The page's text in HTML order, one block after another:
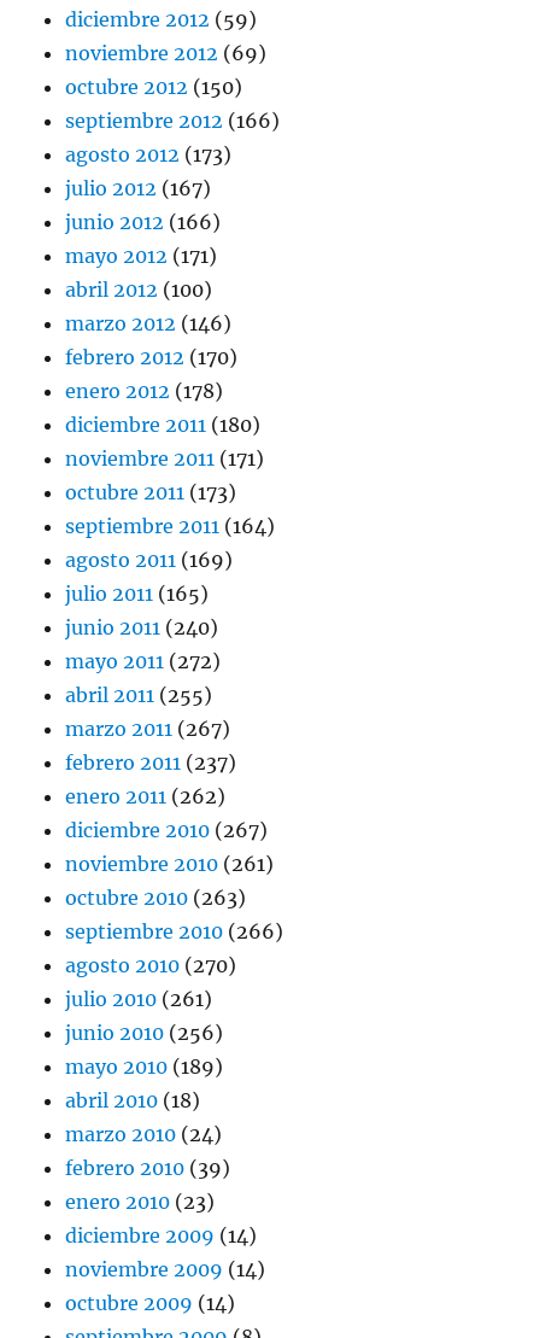
diciembre 2012 (59)
noviembre 2012 (69)
octubre 2012 (150)
septiembre 2012 (166)
agosto 2012 (173)
julio 2012 (167)
junio 2012 (166)
mayo 2012 (171)
abril 2012 (100)
marzo 2012 (146)
febrero 2012 (170)
enero 2012 (178)
diciembre 2011 (180)
noviembre 2011 (171)
octubre 2011 (173)
septiembre 2011 (164)
agosto 2011 (169)
julio 2011 (165)
junio 2011 (240)
mayo 2011 (272)
abril 2011 (255)
marzo 2011 (267)
febrero 2011 (237)
enero 2011 (262)
diciembre 2010 (267)
noviembre 2010 (261)
octubre 2010 (263)
septiembre 2010 (266)
agosto 2010 (270)
julio 2010 (261)
junio 2010 (256)
mayo 2010 (189)
abril 2010 (18)
marzo 2010 (24)
febrero 2010 (39)
enero 2010 (23)
diciembre 2009 (14)
noviembre 2009 (14)
octubre 2009 (14)